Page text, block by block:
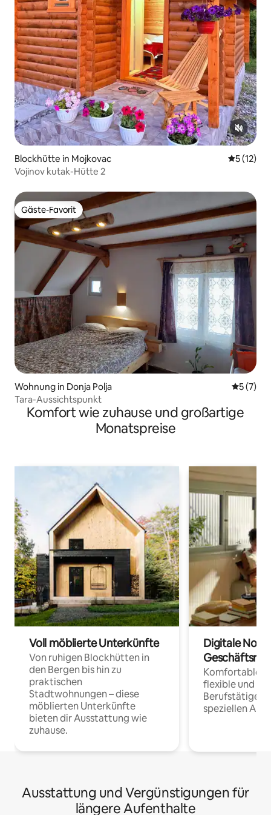
Blockhütte in Mojkovac
5 (12)
Vojinov kutak-Hütte 2
Gäste-Favorit
Gäste-Favorit
Wohnung in Donja Polja
5 (7)
Tara-Aussichtspunkt
Komfort wie zuhause und großartige
Monatspreise
Voll möblierte Unterkünfte
Von ruhigen Blockhütten in
den Bergen bis hin zu
praktischen
Stadtwohnungen – diese
möblierten Unterkünfte
bieten dir Ausstattung wie
zuhause.
Digitale
Komfortable
flexible und
Berufstätige
speziellen
Ausstattung und Vergünstigungen für
längere Aufenthalte